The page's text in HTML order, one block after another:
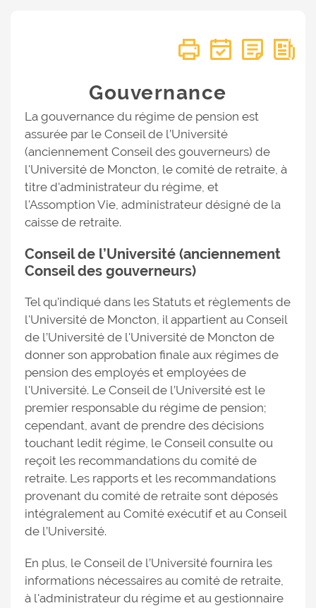
Gouvernance
La gouvernance du régime de pension est
assurée par le Conseil de l’Université
(anciennement Conseil des gouverneurs) de
l'Université de Moncton, le comité de retraite, à
titre d'administrateur du régime, et
l'Assomption Vie, administrateur désigné de la
caisse de retraite.
Conseil de l’Université (anciennement
Conseil des gouverneurs)
Tel qu'indiqué dans les Statuts et règlements de
l'Université de Moncton, il appartient au Conseil
de l’Université de l'Université de Moncton de
donner son approbation finale aux régimes de
pension des employés et employées de
l'Université. Le Conseil de l’Université est le
premier responsable du régime de pension;
cependant, avant de prendre des décisions
touchant ledit régime, le Conseil consulte ou
reçoit les recommandations du comité de
retraite. Les rapports et les recommandations
provenant du comité de retraite sont déposés
intégralement au Comité exécutif et au Conseil
de l’Université.
En plus, le Conseil de l’Université fournira les
informations nécessaires au comité de retraite,
à l'administrateur du régime et au gestionnaire